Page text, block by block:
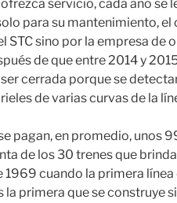
ofrezca servicio, cada año se
para su mantenimiento, el
STC sino por la empresa de
de que entre 2014 y
cerrada porque se
de varias curvas de la
pagan, en promedio, unos
de los 30 trenes que
1969 cuando la primera
la primera que se construye